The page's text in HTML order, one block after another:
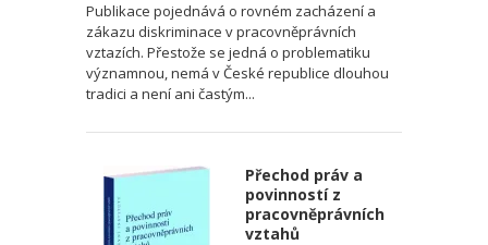
Publikace pojednává o rovném zacházení a
zákazu diskriminace v pracovněprávních
vztazích. Přestože se jedná o problematiku
významnou, nemá v České republice dlouhou
tradici a není ani častým...
Přechod práv a
povinností z
pracovněprávních
vztahů